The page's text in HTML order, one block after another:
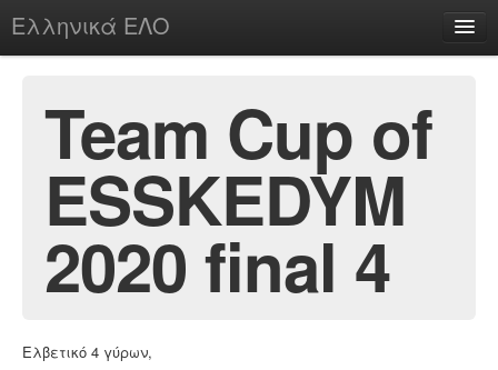
Ελληνικά ΕΛΟ
chesstu.be @ discord
Login
Team Cup of
ESSKEDYM
2020 final 4
Ελβετικό 4 γύρων,